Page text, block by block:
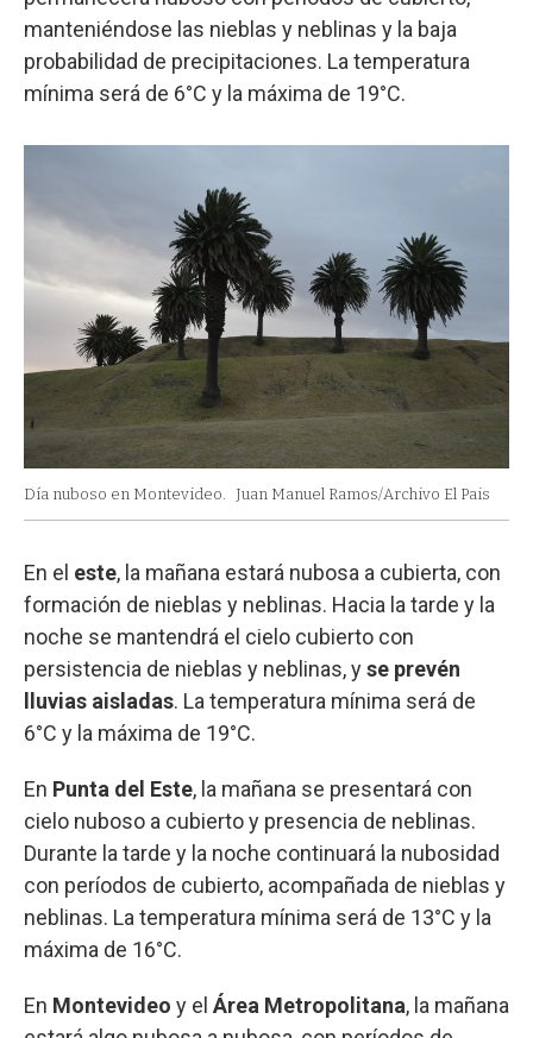
manteniéndose las nieblas y neblinas y la baja
probabilidad de precipitaciones. La temperatura
mínima será de 6°C y la máxima de 19°C.
Día nuboso en Montevideo. Juan Manuel Ramos/Archivo El Pais
En el este, la mañana estará nubosa a cubierta, con
formación de nieblas y neblinas. Hacia la tarde y la
noche se mantendrá el cielo cubierto con
persistencia de nieblas y neblinas, yse prevén
lluvias aisladas. La temperatura mínima será de
6°C y la máxima de 19°C.
En Punta del Este, la mañana se presentará con
cielo nuboso a cubierto y presencia de neblinas.
Durante la tarde y la noche continuará la nubosidad
con períodos de cubierto, acompañada de nieblas y
neblinas. La temperatura mínima será de 13°C y la
máxima de 16°C.
En Montevideo y el Área Metropolitana, la mañana